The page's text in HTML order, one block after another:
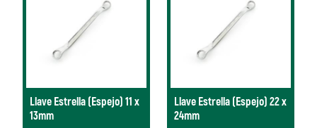
Llave Estrella (Espejo) 11 x
13mm
Llave Estrella (Espejo) 22 x
24mm